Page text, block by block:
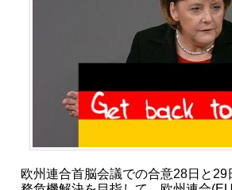
欧州連合首脳会議での合意28日と